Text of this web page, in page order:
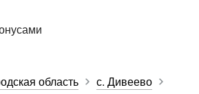
область
с. Дивеево